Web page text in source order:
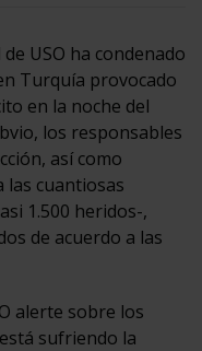
USO ha condenado
Turquía provocado
en la noche del
los responsables
así como
las cuantiosas
1.500 heridos-,
de acuerdo a las
alerte sobre los
sufriendo la